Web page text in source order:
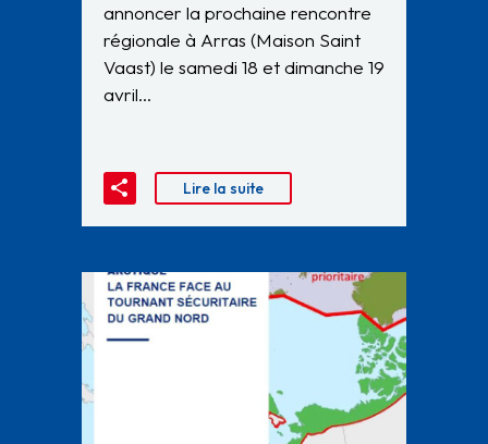
annoncer la prochaine rencontre
régionale à Arras (Maison Saint
Vaast) le samedi 18 et dimanche 19
avril…
Lire la suite